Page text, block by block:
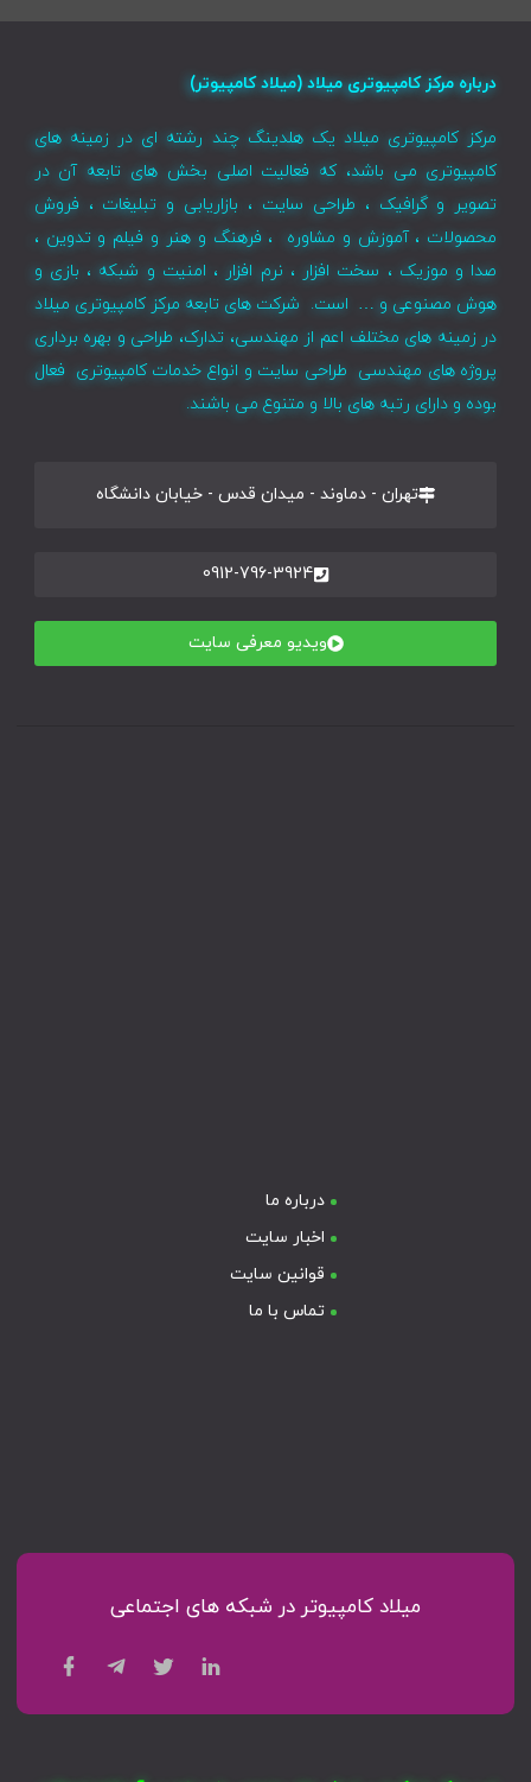
درباره مرکز کامپیوتری میلاد (میلاد کامپیوتر)
مرکز کامپیوتری میلاد یک هلدینگ چند رشته ای در زمینه های
کامپیوتری می باشد، که فعالیت اصلی بخش های تابعه آن در
تصویر و گرافیک ، طراحی سایت ، بازاریابی و تبلیغات ، فروش
محصولات ، آموزش و مشاوره ، فرهنگ و هنر و فیلم و تدوین ،
صدا و موزیک ، سخت افزار ، نرم افزار ، امنیت و شبکه ، بازی و
هوش مصنوعی و … است. شرکت های تابعه مرکز کامپیوتری میلاد
در زمینه های مختلف اعم از مهندسی، تدارک، طراحی و بهره برداری
پروژه های مهندسی طراحی سایت و انواع خدمات کامپیوتری فعال
بوده و دارای رتبه های بالا و متنوع می باشند.
تهران - دماوند - میدان قدس - خیابان دانشگاه
0912-796-3924
ویدیو معرفی سایت
درباره ما
اخبار سایت
قوانین سایت
تماس با ما
میلاد کامپیوتر در شبکه های اجتماعی